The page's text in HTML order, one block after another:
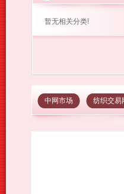
暂无相关分类!
中网市场 纺织交易